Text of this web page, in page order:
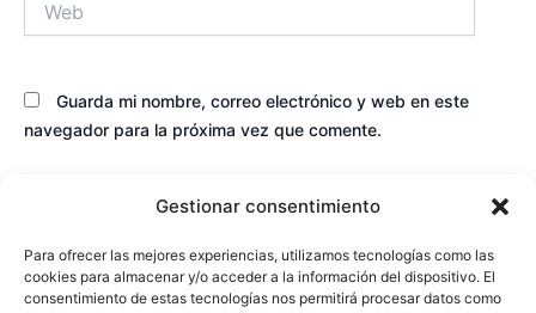
Gestionar consentimiento
Para ofrecer las mejores experiencias, utilizamos tecnologías como las
cookies para almacenar y/o acceder a la información del dispositivo. El
consentimiento de estas tecnologías nos permitirá procesar datos como
Guarda mi nombre, correo electrónico y web en este
navegador para la próxima vez que comente.